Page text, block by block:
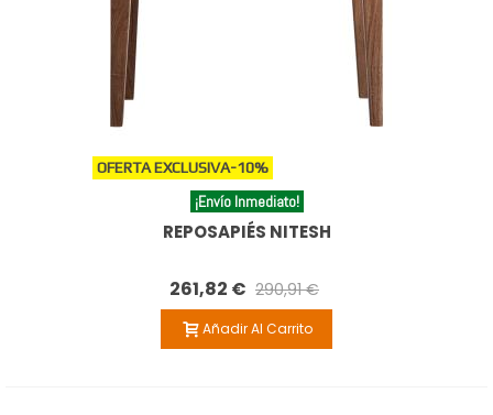
OFERTA EXCLUSIVA-10%
¡Envío Inmediato!
REPOSAPIÉS NITESH
261,82 € 290,91 €
Añadir Al Carrito